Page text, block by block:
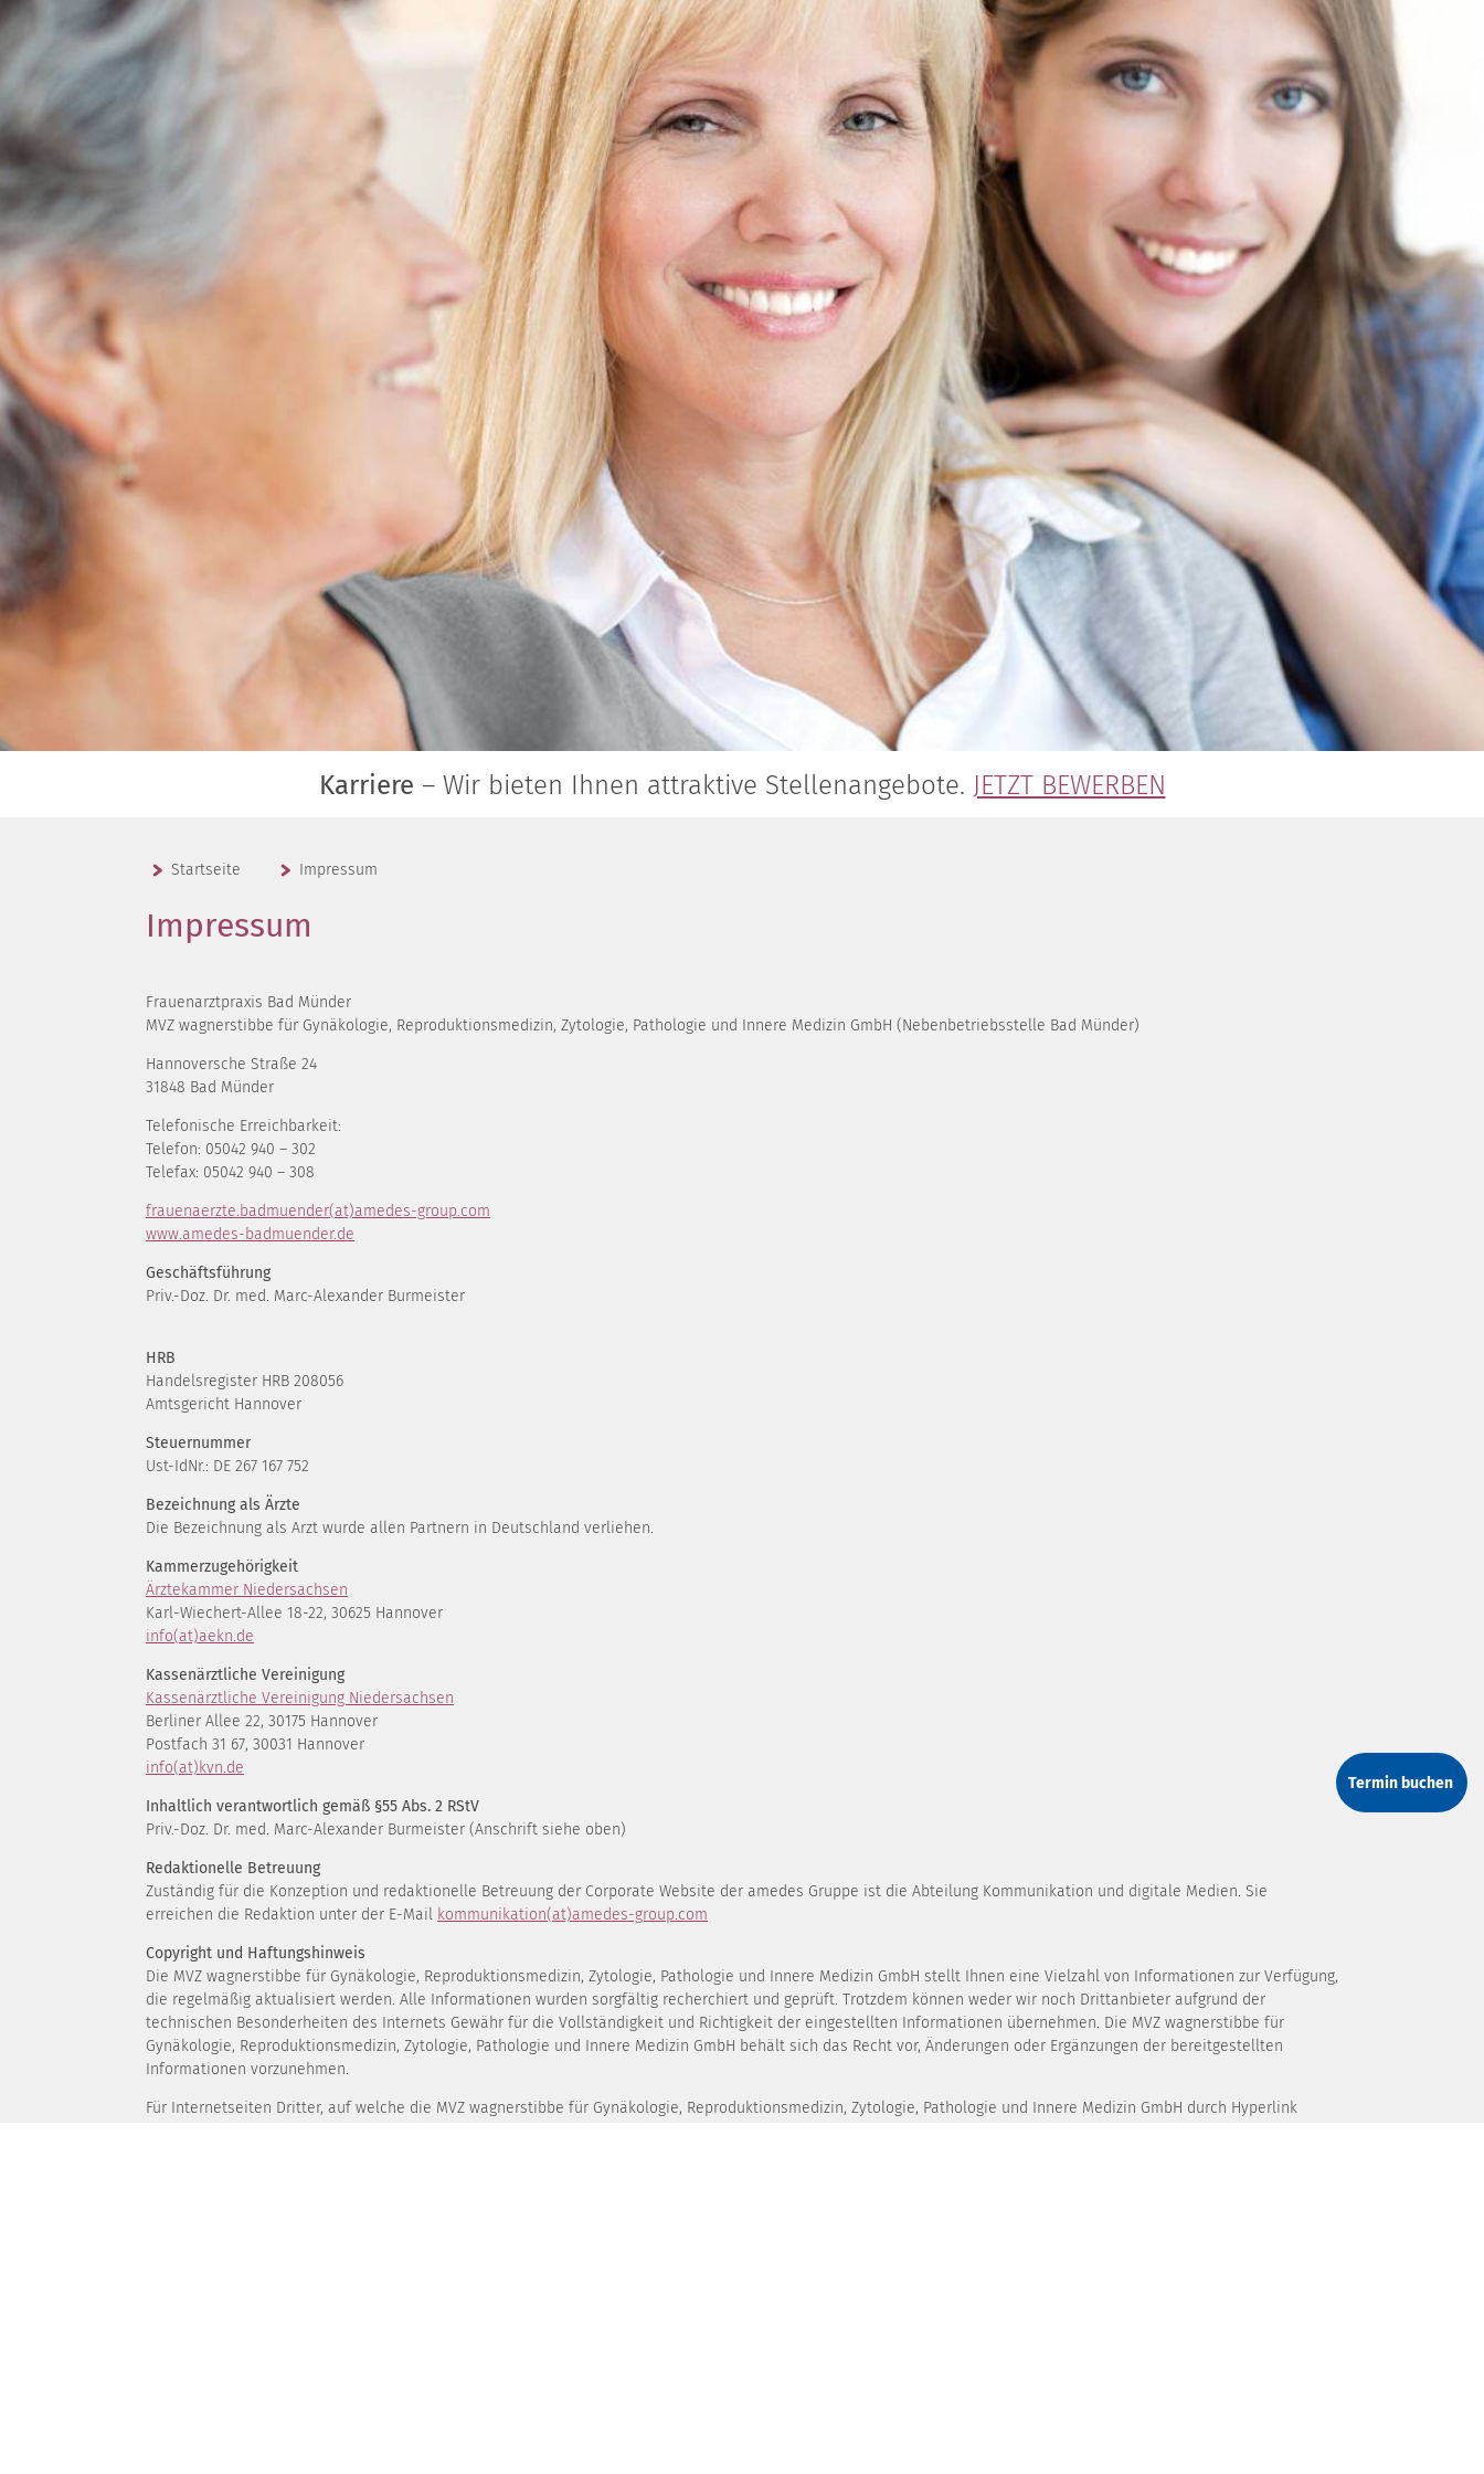
Karriere – Wir bieten Ihnen attraktive Stellenangebote. JETZT BEWERBEN
Startseite Impressum
Impressum
Frauenarztpraxis Bad Münder
MVZ wagnerstibbe für Gynäkologie, Reproduktionsmedizin, Zytologie, Pathologie und Innere Medizin GmbH (Nebenbetriebsstelle Bad Münder)
Hannoversche Straße 24
31848 Bad Münder
Telefonische Erreichbarkeit:
Telefon: 05042 940 – 302
Telefax: 05042 940 – 308
frauenaerzte.badmuender(at)amedes-group.com
www.amedes-badmuender.de
Geschäftsführung
Priv.-Doz. Dr. med. Marc-Alexander Burmeister
HRB
Handelsregister HRB 208056
Amtsgericht Hannover
Steuernummer
Ust-IdNr.: DE 267 167 752
Bezeichnung als Ärzte
Die Bezeichnung als Arzt wurde allen Partnern in Deutschland verliehen.
Kammerzugehörigkeit
Ärztekammer Niedersachsen
Karl-Wiechert-Allee 18-22, 30625 Hannover
info(at)aekn.de
Kassenärztliche Vereinigung
Kassenärztliche Vereinigung Niedersachsen
Berliner Allee 22, 30175 Hannover
Postfach 31 67, 30031 Hannover
info(at)kvn.de
Inhaltlich verantwortlich gemäß §55 Abs. 2 RStV
Priv.-Doz. Dr. med. Marc-Alexander Burmeister (Anschrift siehe oben)
Redaktionelle Betreuung
Zuständig für die Konzeption und redaktionelle Betreuung der Corporate Website der amedes Gruppe ist die Abteilung Kommunikation und digitale Medien. Sie
erreichen die Redaktion unter der E-Mail kommunikation(at)amedes-group.com
Copyright und Haftungshinweis
Die MVZ wagnerstibbe für Gynäkologie, Reproduktionsmedizin, Zytologie, Pathologie und Innere Medizin GmbH stellt Ihnen eine Vielzahl von Informationen zur Verfügung,
die regelmäßig aktualisiert werden. Alle Informationen wurden sorgfältig recherchiert und geprüft. Trotzdem können weder wir noch Drittanbieter aufgrund der
technischen Besonderheiten des Internets Gewähr für die Vollständigkeit und Richtigkeit der eingestellten Informationen übernehmen. Die MVZ wagnerstibbe für
Gynäkologie, Reproduktionsmedizin, Zytologie, Pathologie und Innere Medizin GmbH behält sich das Recht vor, Änderungen oder Ergänzungen der bereitgestellten
Informationen vorzunehmen.
Für Internetseiten Dritter, auf welche die MVZ wagnerstibbe für Gynäkologie, Reproduktionsmedizin, Zytologie, Pathologie und Innere Medizin GmbH durch Hyperlink
Termin buchen